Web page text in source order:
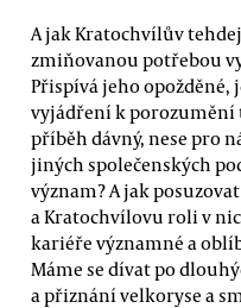
A jak Kratochvílův
zmiňovanou potřebou
Přispívá jeho
vyjádření k porozumění
příběh dávný, nese pro
jiných společenských
význam? A jak
a Kratochvílovu roli v
kariéře významné a
Máme se dívat po
a přiznání velkoryse a